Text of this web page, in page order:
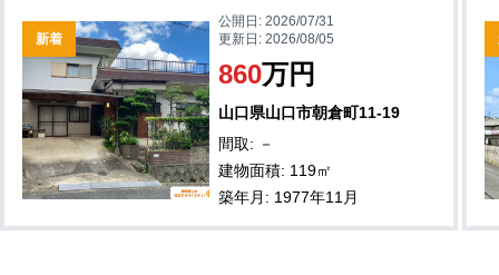
新着
公開日:2026/07/31
更新日:2026/08/05
860万円
山口県山口市朝倉町11-19
間取: －
建物面積: 119㎡
築年月: 1977年11月